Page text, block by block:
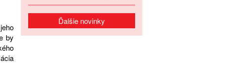
by
Ďalšie novinky